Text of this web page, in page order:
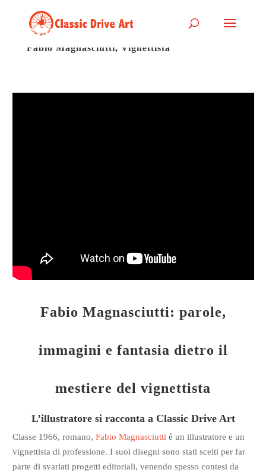
Fabio Magnasciutti, Vignettista
Fabio Magnasciutti: parole,
immagini e fantasia dietro il
mestiere del vignettista
L’illustratore si racconta a Classic Drive Art
Classe 1966, romano, Fabio Magnasciutti è un illustratore e un
vignettista di professione. I suoi disegni sono stati scelti per far
parte di svariati progetti editoriali, venendo spesso contesi da